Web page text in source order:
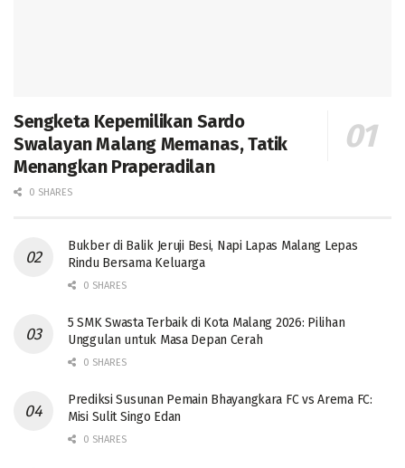
Sengketa Kepemilikan Sardo
Swalayan Malang Memanas, Tatik
Menangkan Praperadilan
0 SHARES
Bukber di Balik Jeruji Besi, Napi Lapas Malang Lepas
Rindu Bersama Keluarga
0 SHARES
5 SMK Swasta Terbaik di Kota Malang 2026: Pilihan
Unggulan untuk Masa Depan Cerah
0 SHARES
Prediksi Susunan Pemain Bhayangkara FC vs Arema FC:
Misi Sulit Singo Edan
0 SHARES